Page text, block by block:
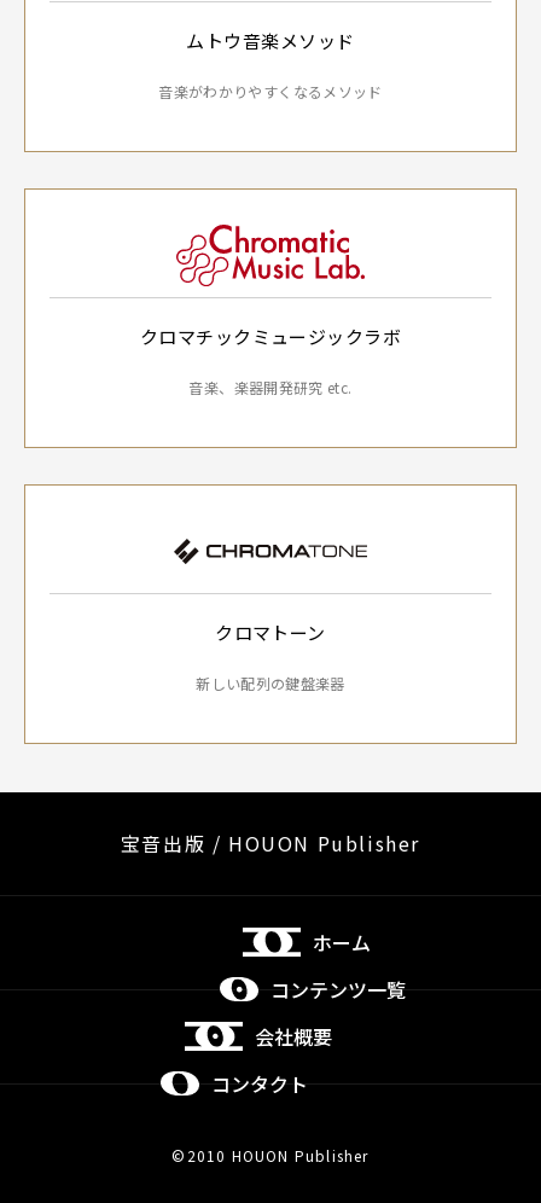
ムトウ音楽メソッド
音楽がわかりやすくなるメソッド
クロマチックミュージックラボ
音楽、楽器開発研究 etc.
クロマトーン
新しい配列の鍵盤楽器
宝音出版 / HOUON Publisher
ホーム
コンテンツ一覧
会社概要
コンタクト
©2010 HOUON Publisher